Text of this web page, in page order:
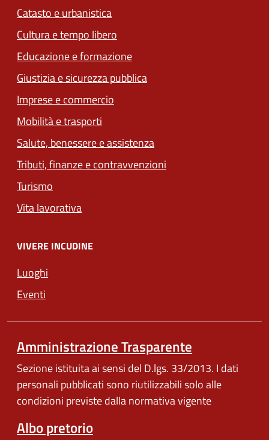
Catasto e urbanistica
Cultura e tempo libero
Educazione e formazione
Giustizia e sicurezza pubblica
Imprese e commercio
Mobilità e trasporti
Salute, benessere e assistenza
Tributi, finanze e contravvenzioni
Turismo
Vita lavorativa
VIVERE INCUDINE
Luoghi
Eventi
Amministrazione Trasparente
Sezione istituita ai sensi del D.lgs. 33/2013. I dati
personali pubblicati sono riutilizzabili solo alle
condizioni previste dalla normativa vigente
Albo pretorio